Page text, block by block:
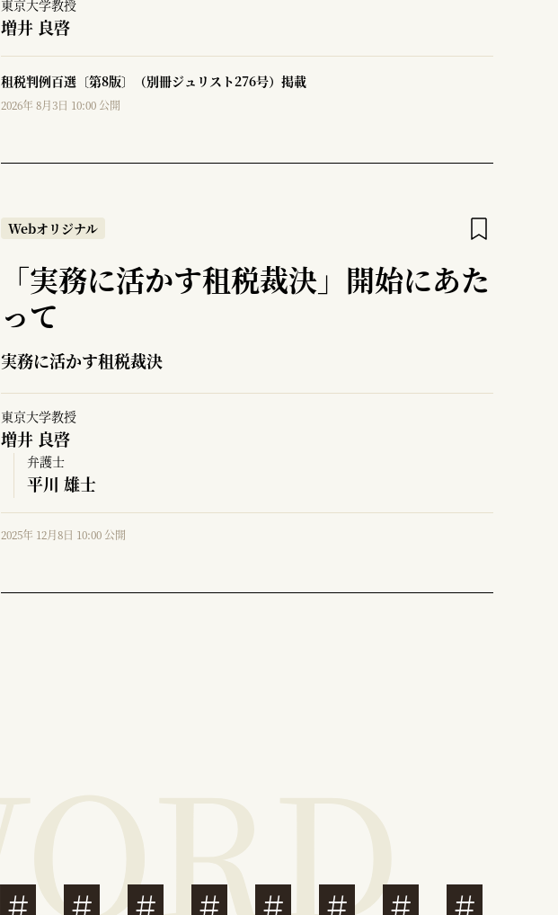
東京大学教授
増井 良啓
租税判例百選〔第8版〕（別冊ジュリスト276号）掲載
2026年 8月3日 10:00 公開
Webオリジナル
「実務に活かす租税裁決」開始にあた
って
実務に活かす租税裁決
東京大学教授
増井 良啓
弁護士
平川 雄士
2025年 12月8日 10:00 公開